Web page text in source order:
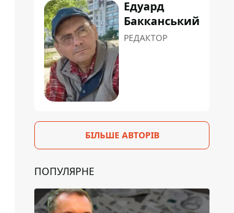
Едуард
Бакканський
РЕДАКТОР
БІЛЬШЕ АВТОРІВ
ПОПУЛЯРНЕ